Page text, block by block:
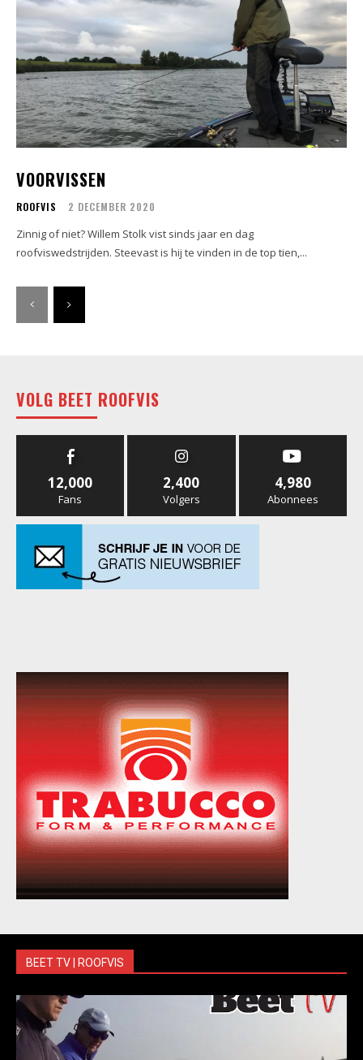
VOORVISSEN
ROOFVIS 2 DECEMBER 2020
Zinnig of niet? Willem Stolk vist sinds jaar en dag
roofviswedstrijden. Steevast is hij te vinden in de top tien,...
VOLG BEET ROOFVIS
12,000
Fans
2,400
Volgers
4,980
Abonnees
BEET TV | ROOFVIS